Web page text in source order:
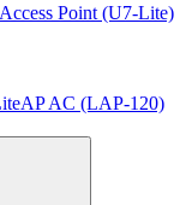
Point (U7-Lite)